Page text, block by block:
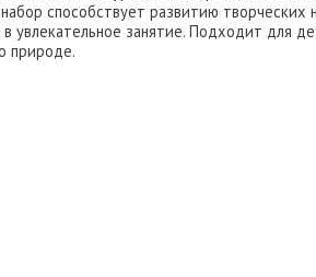
способствует развитию творческих
увлекательное занятие. Подходит для
природе.